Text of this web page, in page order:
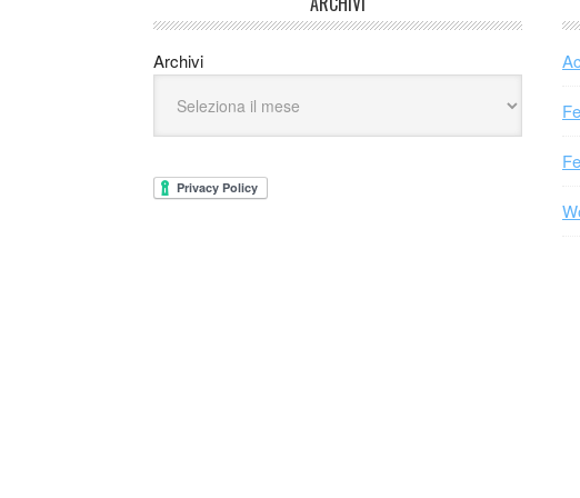
Archivi